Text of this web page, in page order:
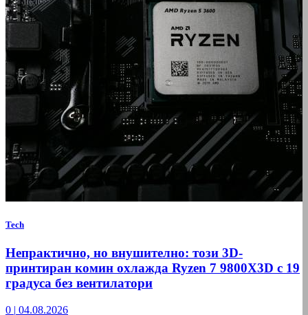
Tech
Непрактично, но внушително: този 3D-
принтиран комин охлажда Ryzen 7 9800X3D с 19
градуса без вентилатори
0 | 04.08.2026